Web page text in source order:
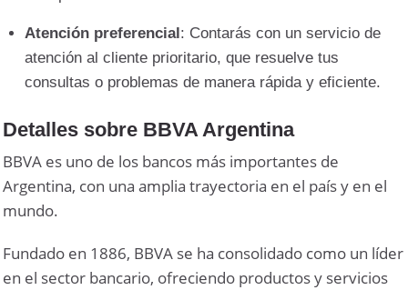
Atención preferencial: Contarás con un servicio de
atención al cliente prioritario, que resuelve tus
consultas o problemas de manera rápida y eficiente.
Detalles sobre BBVA Argentina
BBVA es uno de los bancos más importantes de
Argentina, con una amplia trayectoria en el país y en el
mundo.
Fundado en 1886, BBVA se ha consolidado como un líder
en el sector bancario, ofreciendo productos y servicios